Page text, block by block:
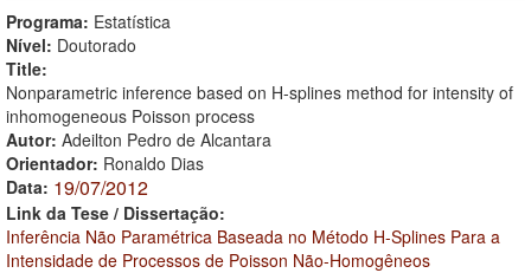
Programa: Estatística
Nível: Doutorado
Title:
Nonparametric inference based on H-splines method for intensity of
inhomogeneous Poisson process
Autor: Adeilton Pedro de Alcantara
Orientador: Ronaldo Dias
Data: 19/07/2012
Link da Tese / Dissertação:
Inferência Não Paramétrica Baseada no Método H-Splines Para a
Intensidade de Processos de Poisson Não-Homogêneos